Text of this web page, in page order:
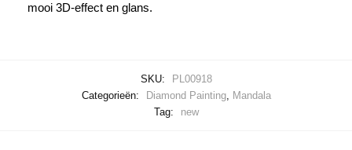
mooi 3D-effect en glans.
SKU:
PL00918
Categorieën:
Diamond Painting, Mandala
Tag:
new